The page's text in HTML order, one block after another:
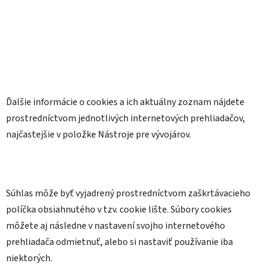
Ďalšie informácie o cookies a ich aktuálny zoznam nájdete
prostredníctvom jednotlivých internetových prehliadačov,
najčastejšie v položke Nástroje pre vývojárov.
Súhlas môže byť vyjadrený prostredníctvom zaškrtávacieho
políčka obsiahnutého v tzv. cookie lište. Súbory cookies
môžete aj následne v nastavení svojho internetového
prehliadača odmietnuť, alebo si nastaviť používanie iba
niektorých.